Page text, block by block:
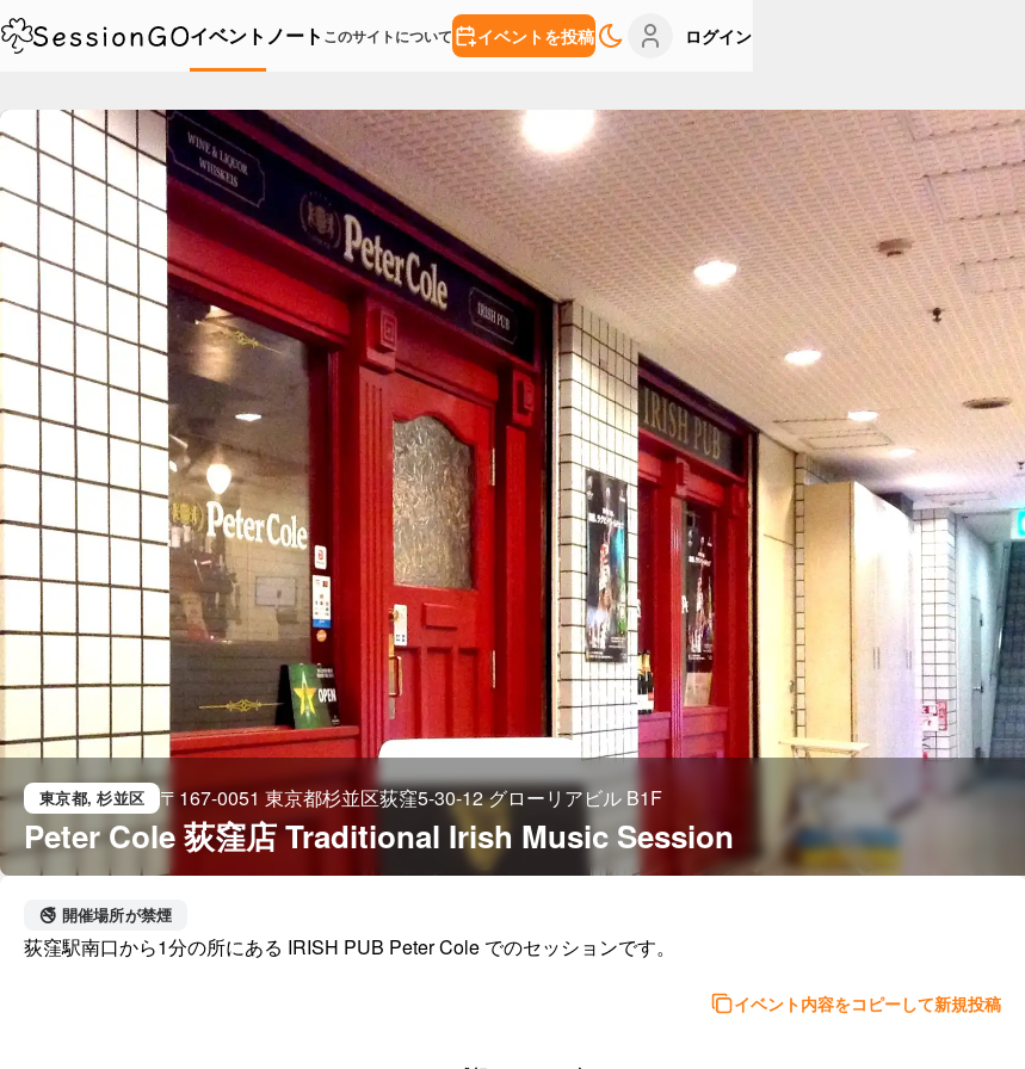
イベント ノート このサイトについて イベントを投稿 ログイン
東京都, 杉並区 〒167-0051 東京都杉並区荻窪5-30-12 グローリアビル B1F
Peter Cole 荻窪店 Traditional Irish Music Session
🚭 開催場所が禁煙
荻窪駅南口から1分の所にある IRISH PUB Peter Cole でのセッションです。
イベント内容をコピーして新規投稿